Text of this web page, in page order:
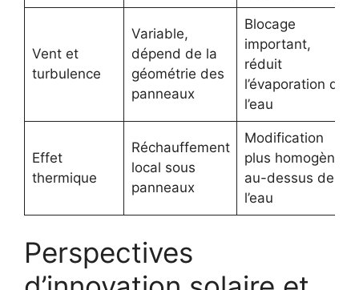
Vent et
turbulence
Variable,
dépend de la
géométrie des
panneaux
Blocage
important,
réduit
l’évaporation de
l’eau
Effet
thermique
Réchauffement
local sous
panneaux
Modification
plus homogène
au-dessus de
l’eau
Perspectives